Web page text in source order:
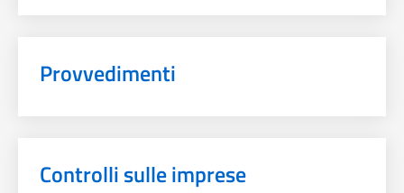
Provvedimenti
Controlli sulle imprese